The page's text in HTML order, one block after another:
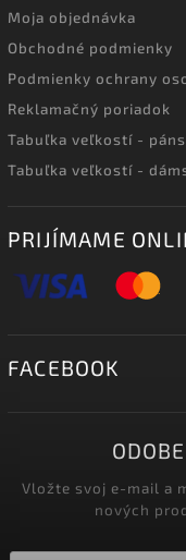
Moja objednávka
Obchodné podmienky
Podmienky ochrany
Reklamačný poriadok
Tabuľka veľkostí -
Tabuľka veľkostí -
PRIJÍMAME
FACEBOOK
Vložte svoj e-mail a
nových